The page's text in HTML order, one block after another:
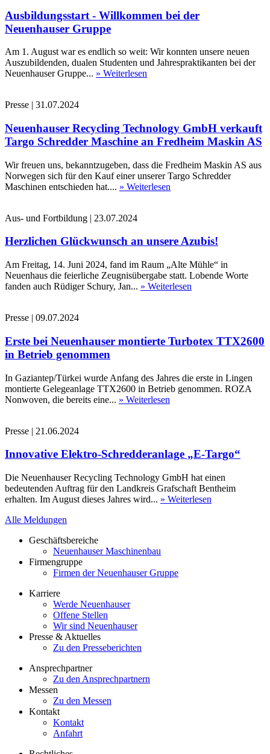
Ausbildungsstart - Willkommen bei der
Neuenhauser Gruppe
Am 1. August war es endlich so weit: Wir konnten unsere neuen
Auszubildenden, dualen Studenten und Jahrespraktikanten bei der
Neuenhauser Gruppe... » Weiterlesen
Presse | 31.07.2024
Neuenhauser Recycling Technology GmbH verkauft
Targo Schredder Maschine an Fredheim Maskin AS
Wir freuen uns, bekanntzugeben, dass die Fredheim Maskin AS aus
Norwegen sich für den Kauf einer unserer Targo Schredder
Maschinen entschieden hat.... » Weiterlesen
Aus- und Fortbildung | 23.07.2024
Herzlichen Glückwunsch an unsere Azubis!
Am Freitag, 14. Juni 2024, fand im Raum „Alte Mühle“ in
Neuenhaus die feierliche Zeugnisübergabe statt. Lobende Worte
fanden auch Rüdiger Schury, Jan... » Weiterlesen
Presse | 09.07.2024
Erste bei Neuenhauser montierte Turbotex TTX2600
in Betrieb genommen
In Gaziantep/Türkei wurde Anfang des Jahres die erste in Lingen
montierte Gelegeanlage TTX2600 in Betrieb genommen. ROZA
Nonwoven, die bereits eine... » Weiterlesen
Presse | 21.06.2024
Innovative Elektro-Schredderanlage „E-Targo“
Die Neuenhauser Recycling Technology GmbH hat einen
bedeutenden Auftrag für den Landkreis Grafschaft Bentheim
erhalten. Im August dieses Jahres wird... » Weiterlesen
Alle Meldungen
Geschäftsbereiche
Neuenhauser Maschinenbau
Firmengruppe
Firmen der Neuenhauser Gruppe
Karriere
Werde Neuenhauser
Offene Stellen
Wir sind Neuenhauser
Presse & Aktuelles
Zu den Presseberichten
Ansprechpartner
Zu den Ansprechpartnern
Messen
Zu den Messen
Kontakt
Kontakt
Anfahrt